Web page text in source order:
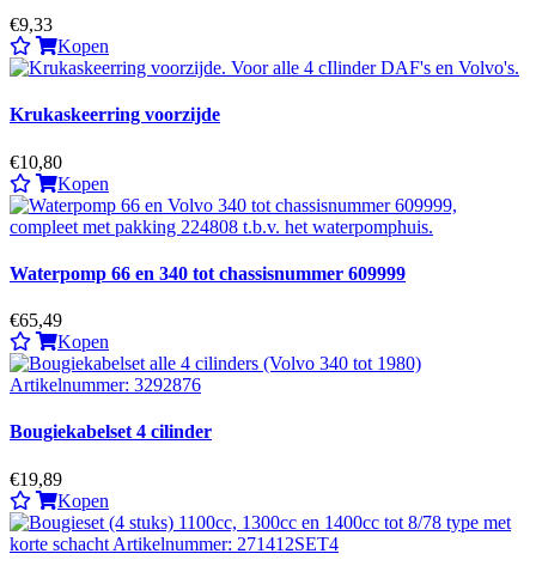
€9,33
Kopen
Krukaskeerring voorzijde
€10,80
Kopen
Waterpomp 66 en 340 tot chassisnummer 609999
€65,49
Kopen
Bougiekabelset 4 cilinder
€19,89
Kopen